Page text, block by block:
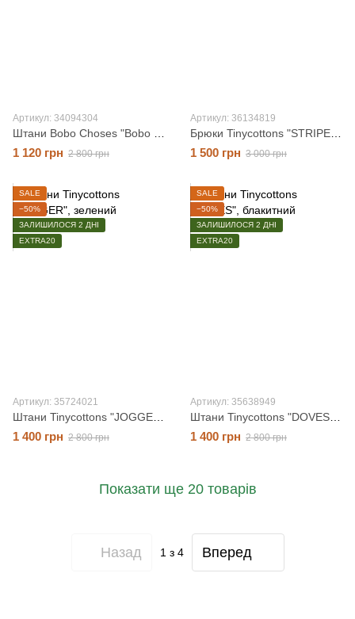
Артикул: 34094304
1 120 грн 2 800 грн
Артикул: 36134819
1 500 грн 3 000 грн
SALE
−50%
ЗАЛИШИЛОСЯ 2 ДНІ
EXTRA20
Артикул: 35724021
1 400 грн 2 800 грн
SALE
−50%
ЗАЛИШИЛОСЯ 2 ДНІ
EXTRA20
Артикул: 35638949
1 400 грн 2 800 грн
Показати ще 20 товарів
Назад 1 з 4 Вперед